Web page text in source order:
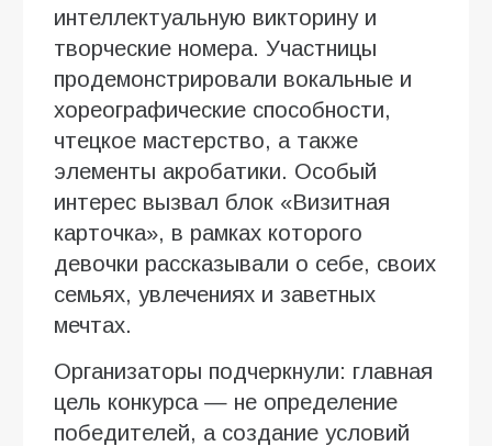
интеллектуальную викторину и
творческие номера. Участницы
продемонстрировали вокальные и
хореографические способности,
чтецкое мастерство, а также
элементы акробатики. Особый
интерес вызвал блок «Визитная
карточка», в рамках которого
девочки рассказывали о себе, своих
семьях, увлечениях и заветных
мечтах.
Организаторы подчеркнули: главная
цель конкурса — не определение
победителей, а создание условий